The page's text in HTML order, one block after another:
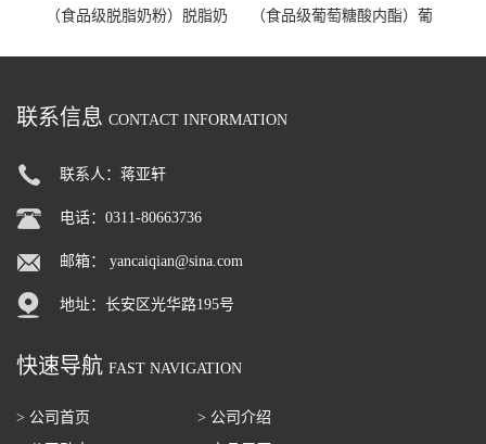
（食品级脱脂奶粉）脱脂奶
（食品级葡萄糖酸内酯）葡
联系信息 CONTACT INFORMATION
联系人：蒋亚轩
电话：0311-80663736
邮箱： yancaiqian@sina.com
地址：长安区光华路195号
快速导航 FAST NAVIGATION
> 公司首页
> 公司介绍